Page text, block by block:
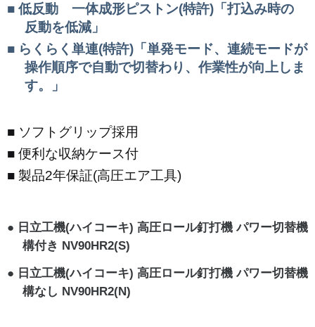
低反動 一体成形ピストン(特許)「打込み時の
反動を低減」
らくらく単連(特許)「単発モード、連続モードが
操作順序で自動で切替わり、作業性が向上しま
す。」
ソフトグリップ採用
便利な収納ケース付
製品2年保証(高圧エア工具)
日立工機(ハイコーキ) 高圧ロール釘打機 パワー切替機
構付き NV90HR2(S)
日立工機(ハイコーキ) 高圧ロール釘打機 パワー切替機
構なし NV90HR2(N)